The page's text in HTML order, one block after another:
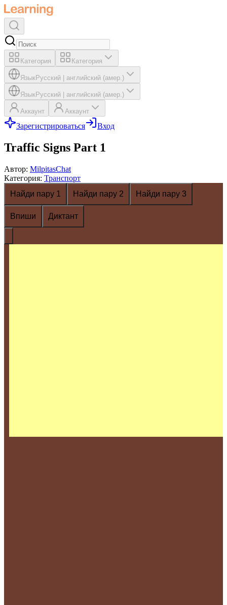
Категория Категория
ЯзыкРусский английский (амер.)
ЯзыкРусский английский (амер.)
Аккаунт Аккаунт
Зарегистрироваться Вход
Traffic Signs Part 1
Автор: MilpitasChat
Категория: Транспорт
Найди пару 1
Найди пару 2 Найди пару 3
Впиши Диктант